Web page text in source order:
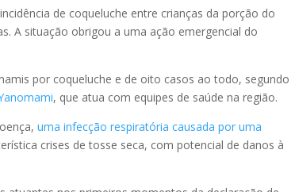
de coqueluche entre crianças da porção do
A situação obrigou a uma ação emergencial do
por coqueluche e de oito casos ao todo, segundo
, que atua com equipes de saúde na região.
uma infecção respiratória causada por uma
crises de tosse seca, com potencial de danos à